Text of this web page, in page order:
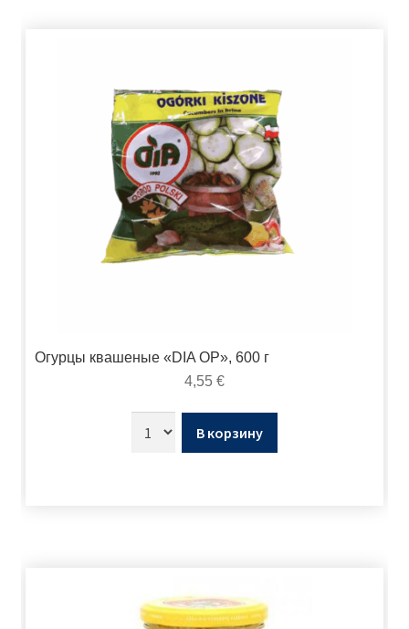
Огурцы квашеные «DIA OP», 600 г
4,55 €
В корзину